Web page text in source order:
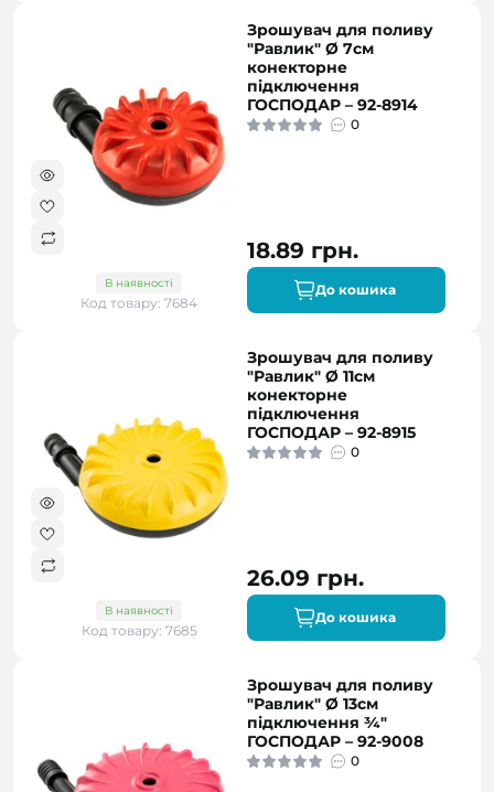
В наявності
Код товару: 7684
Зрошувач для поливу
"Равлик" Ø 7см
конекторне
підключення
ГОСПОДАР – 92-8914
0
18.89 грн.
До кошика
В наявності
Код товару: 7685
Зрошувач для поливу
"Равлик" Ø 11см
конекторне
підключення
ГОСПОДАР – 92-8915
0
26.09 грн.
До кошика
Зрошувач для поливу
"Равлик" Ø 13см
підключення ¾"
ГОСПОДАР – 92-9008
0